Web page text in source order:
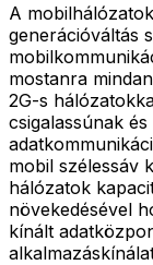
A
generációváltás
mostanra
2G-s
csigalassúnak
mobil szélessáv
hálózatok
növekedésével
kínált